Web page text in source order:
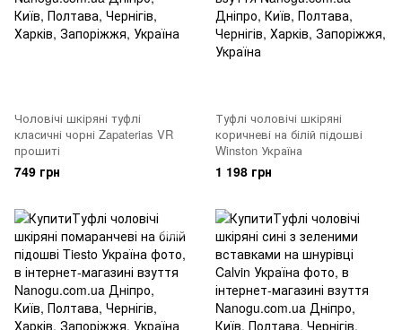
Чоловічі шкіряні туфлі
класичні чорні Zapaterias VR
прошиті
749 грн
Туфлі чоловічі шкіряні
коричневі на білій підошві
Winston Україна
1 198 грн